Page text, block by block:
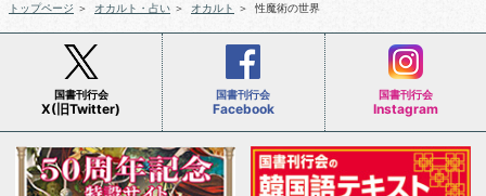
トップページ ＞ オカルト・占い ＞ オカルト ＞ 性魔術の世界
国書刊行会
X(旧Twitter)
国書刊行会
Facebook
国書刊行会
Instagram